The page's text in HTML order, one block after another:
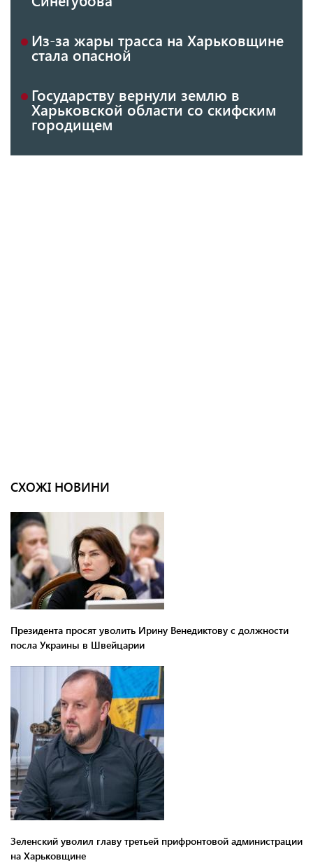
Из-за жары трасса на Харьковщине
стала опасной
Государству вернули землю в
Харьковской области со скифским
городищем
СХОЖІ НОВИНИ
Президента просят уволить Ирину Венедиктову с должности
посла Украины в Швейцарии
Зеленский уволил главу третьей прифронтовой администрации
на Харьковщине